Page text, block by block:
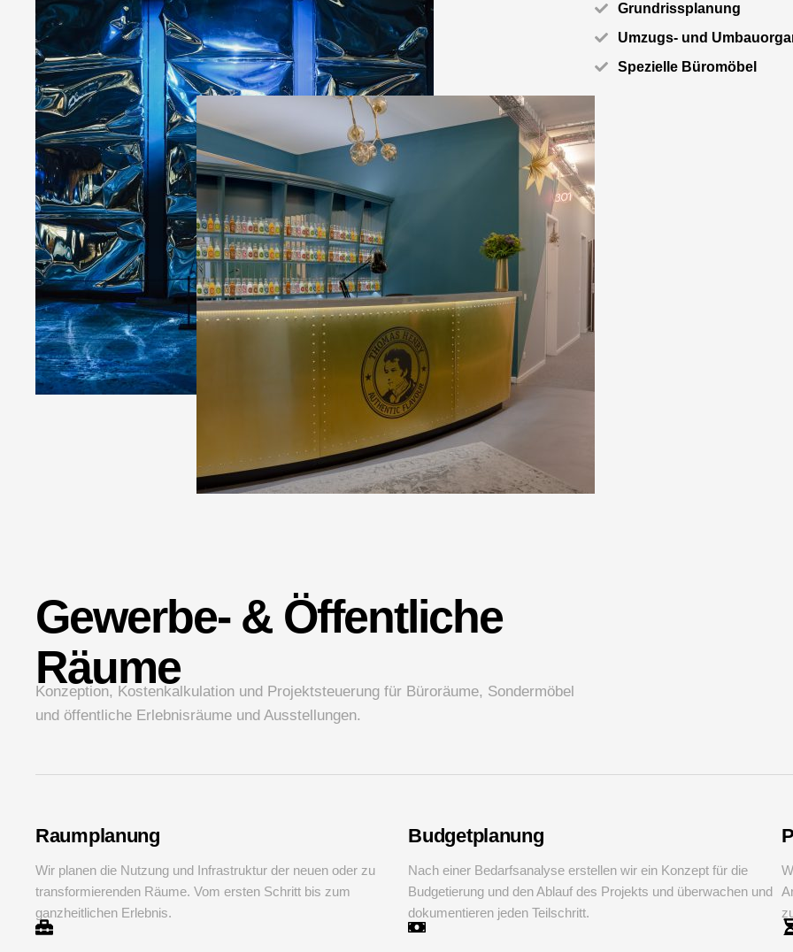
Grundrissplanung
Umzugs- und
Spezielle Büromöbel
Gewerbe- & Öffentliche
Räume
Konzeption, Kostenkalkulation und Projektsteuerung für Büroräume, Sondermöbel
und öffentliche Erlebnisräume und Ausstellungen.
Raumplanung
Wir planen die Nutzung und Infrastruktur der neuen oder zu
transformierenden Räume. Vom ersten Schritt bis zum
ganzheitlichen Erlebnis.
Budgetplanung
Nach einer Bedarfsanalyse erstellen wir ein Konzept für die
Budgetierung und den Ablauf des Projekts und überwachen und
dokumentieren jeden Teilschritt.